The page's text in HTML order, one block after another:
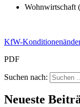
Wohnwirtschaft
KfW-
PDF
Suchen nach:
Neueste